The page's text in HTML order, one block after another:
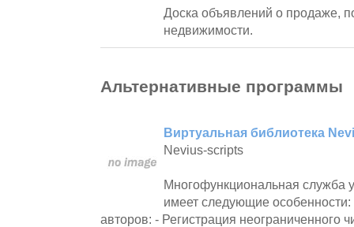
Доска объявлений о продаже,
недвижимости.
Альтернативные программы
Виртуальная библиотека
Nevius-scripts
Многофункциональная служба
имеет следующие
авторов: - Регистрация неограниченного